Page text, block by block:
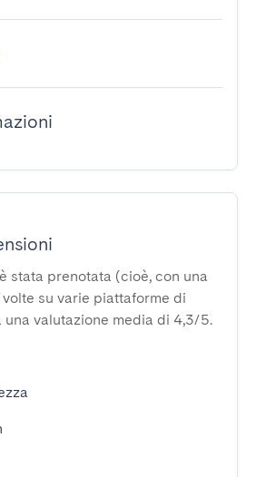
stata prenotata (cioè, con una
volte su varie piattaforme di
una valutazione media di 4,3/5.